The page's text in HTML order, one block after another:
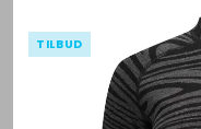
TILBUD